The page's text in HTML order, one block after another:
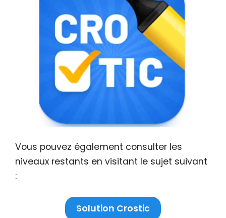
Vous pouvez également consulter les
niveaux restants en visitant le sujet suivant
:
Solution Crostic